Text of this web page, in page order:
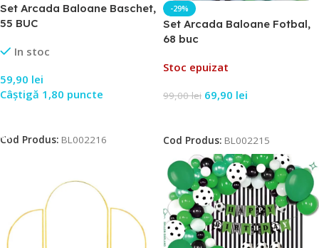
Set Arcada Baloane Baschet,
55 BUC
In stoc
59,90 lei
Câștigă 1,80 puncte
Cod Produs: BL002216
-29%
Set Arcada Baloane Fotbal,
68 buc
Stoc epuizat
99,00lei 69,90 lei
Cod Produs: BL002215